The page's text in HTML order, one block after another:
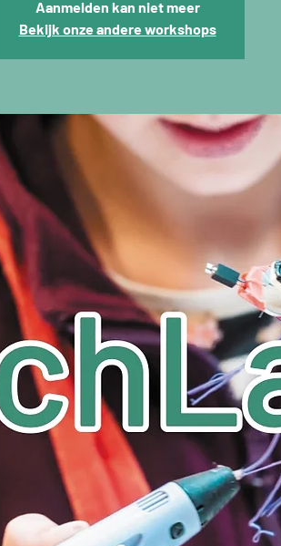
Aanmelden kan niet meer
Bekijk onze andere workshops